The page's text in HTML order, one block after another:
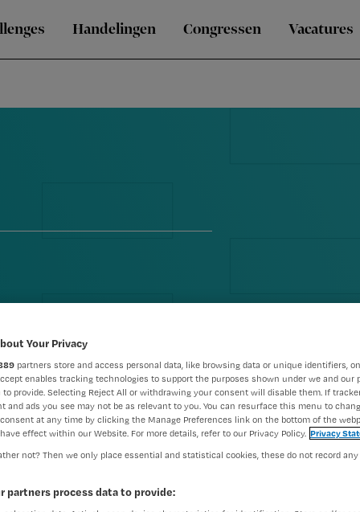
Handelingen Congressen Vacatures
Je leert:
Wat de nieuwste ontwikkelingen zijn op het gebied
Your Privacy
partners store and access personal data, like browsing data or unique identifiers,
enables tracking technologies to support the purposes shown under we and our
to provide. Selecting Reject All or withdrawing your consent will disable them. If
and ads you see may not be as relevant to you. You can resurface this menu to
at any time by clicking the Manage Preferences link on the bottom of the
effect within our Website. For more details, refer to our Privacy Policy. Privacy
not? Then we only place essential and statistical cookies, these do not record
partners process data to provide: